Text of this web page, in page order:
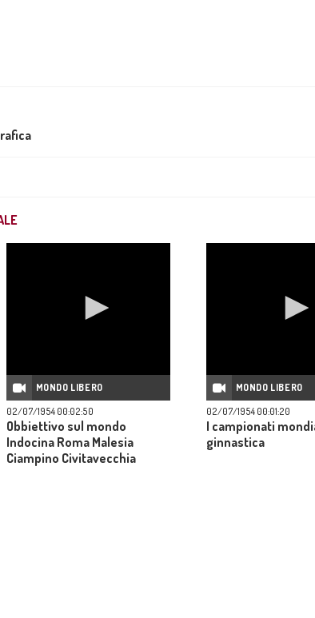
MONDO LIBERO
02/07/1954 00:02:50
Obbiettivo sul mondo
Indocina Roma Malesia
Ciampino Civitavecchia
MONDO LIBERO
02/07/1954 00:01:20
I campionati
ginnastica